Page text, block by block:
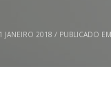
JANEIRO 2018 / PUBLICADO EM